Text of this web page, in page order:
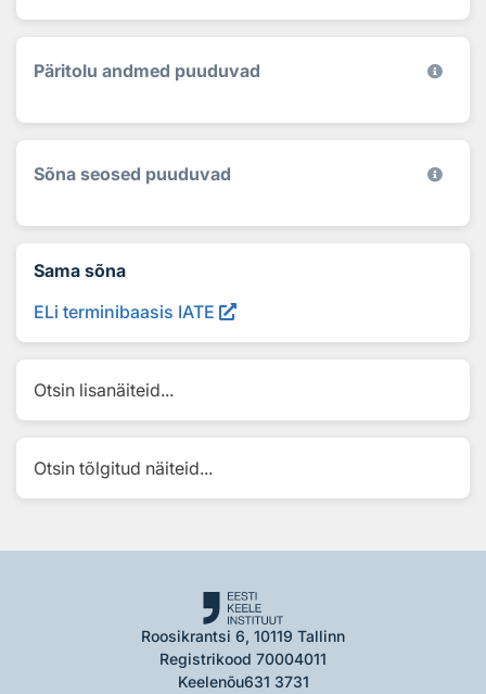
Päritolu andmed puuduvad
Sõna seosed puuduvad
Sama sõna
ELi terminibaasis IATE
Otsin lisanäiteid...
Otsin tõlgitud näiteid...
Roosikrantsi 6, 10119 Tallinn
Registrikood 70004011
Keelenõu631 3731